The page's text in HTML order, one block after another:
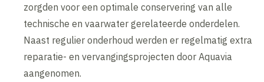
zorgden voor een optimale conservering van alle
technische en vaarwater gerelateerde onderdelen.
Naast regulier onderhoud werden er regelmatig extra
reparatie- en vervangingsprojecten door Aquavia
aangenomen.